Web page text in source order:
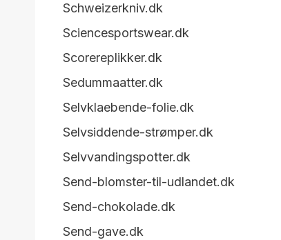
Schweizerkniv.dk
Sciencesportswear.dk
Scorereplikker.dk
Sedummaatter.dk
Selvklaebende-folie.dk
Selvsiddende-strømper.dk
Selvvandingspotter.dk
Send-blomster-til-udlandet.dk
Send-chokolade.dk
Send-gave.dk